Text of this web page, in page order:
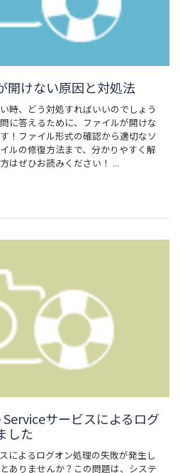
開けない原因と対処法
時、どう対処すればいいのでしょう
に答えるために、ファイルが開けな
！ファイル形式の確認から適切なソ
ルの修復方法まで、分かりやすく解
はぜひお読みください！ ...
サービスによるログ
した
によるログオン処理の失敗が発生し
ありませんか？この問題は、システ